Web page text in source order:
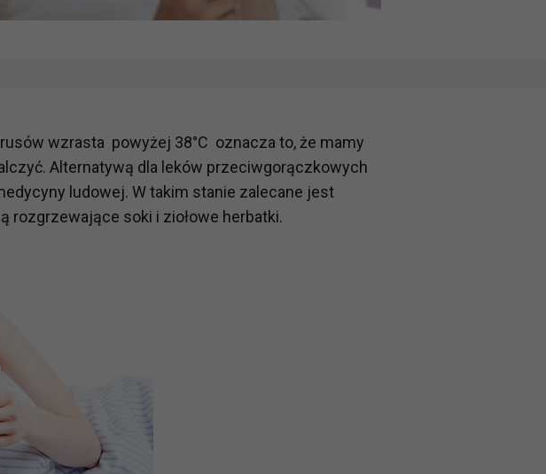
wzrasta powyżej 38°C oznacza to, że mamy
Alternatywą dla leków przeciwgorączkowych
ludowej. W takim stanie zalecane jest
rozgrzewające soki i ziołowe herbatki.